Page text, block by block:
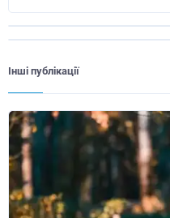
Інші публікації